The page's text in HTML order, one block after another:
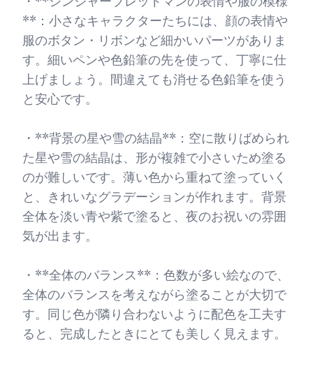
**：小さなキャラクターたちには、顔の表情や
服のボタン・リボンなど細かいパーツがありま
す。細いペンや色鉛筆の先を使って、丁寧に仕
上げましょう。間違えても消せる色鉛筆を使う
と安心です。
・**背景の星や雪の結晶**：空に散りばめられ
た星や雪の結晶は、形が複雑で小さいため塗る
のが難しいです。薄い色から重ねて塗っていく
と、きれいなグラデーションが作れます。背景
全体を淡い青や紫で塗ると、夜のお祝いの雰囲
気が出ます。
・**全体のバランス**：色数が多い絵なので、
全体のバランスを考えながら塗ることが大切で
す。同じ色が隣り合わないように配色を工夫す
ると、完成したときにとても美しく見えます。